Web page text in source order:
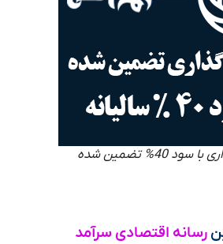
40% تضمین شده
رسانه اقتصادی سرآمد